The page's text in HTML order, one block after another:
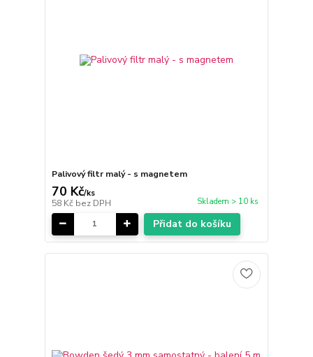
Palivový filtr malý - s magnetem
70 Kč/ks
58 Kč bez DPH Skladem > 10 ks
Přidat do košíku